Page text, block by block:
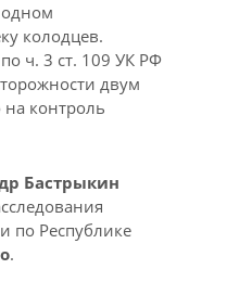
колодцев.
ч. 3 ст. 109 УК РФ
двум
на контроль
Бастрыкин
по Республике
.